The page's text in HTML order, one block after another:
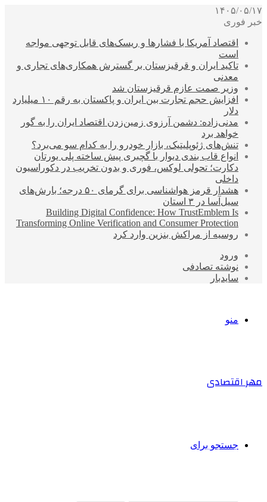
۱۴۰۵/۰۵/۱۷
خبر فوری
اقتصاد آمریکا با فشارها و ریسک‌های قابل توجهی مواجه
است
تاکید ایران و قرقیزستان بر گسترش همکاری‌های تجاری و
معدنی
وزیر صمت عازم قرقیزستان شد
افزایش حجم تجارت بین ایران و پاکستان به رقم ۱۰ میلیارد
دلار
مدنی‌زاده: دشمن آرزوی زمین‌زدن اقتصاد ایران را به گور
خواهد برد
تنش‌های ژئوپلیتیک، بازار خودرو را به کدام سو می‌برد؟
انواع قاب بندی دیوار با گچبری پیش ساخته پلی یورتان
دکارت؛ تحولی لوکس، فوری و بدون تخریب در دکوراسیون
داخلی
هشدار قرمز هواشناسی برای گرمای ۵۰ درجه؛ بارش‌های
سیل‌آسا در ۳ استان
Building Digital Confidence: How TrustEmblem Is
Transforming Online Verification and Consumer Protection
روسیه از مراکش بنزین وارد کرد
ورود
نوشته تصادفی
سایدبار
منو
مهر اقتصادی
جستجو برای